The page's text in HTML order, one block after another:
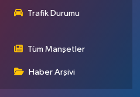
Trafik Durumu
Tüm Manşetler
Haber Arşivi